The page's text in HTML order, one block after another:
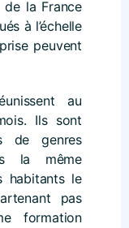
la France
à l’échelle
peuvent
au
Ils sont
de genres
la même
habitants le
pas
formation